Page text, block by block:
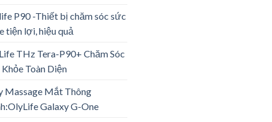
P90 -Thiết bị chăm sóc sức
tiện lợi, hiệu quả
THz Tera-P90+ Chăm Sóc
Toàn Diện
Massage Mắt Thông
Galaxy G-One